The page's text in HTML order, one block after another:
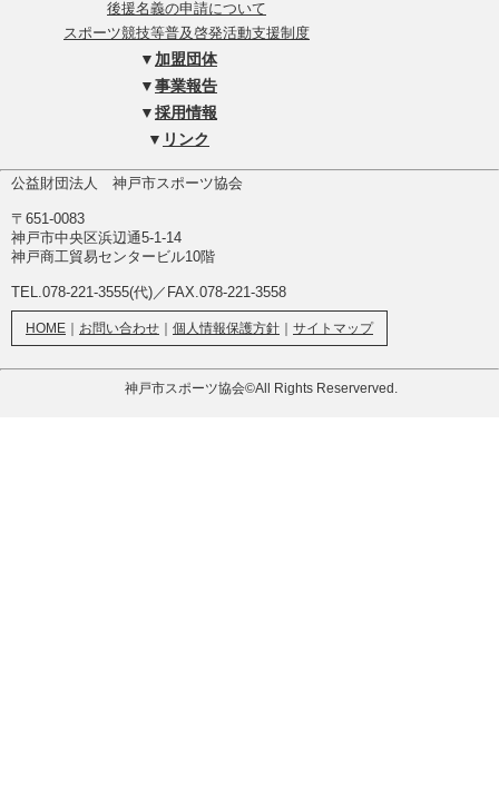
後援名義の申請について
スポーツ競技等普及啓発活動支援制度
▼ 加盟団体
▼事業報告
▼採用情報
▼ リンク
公益財団法人 神戸市スポーツ協会
〒651-0083
神戸市中央区浜辺通5-1-14
神戸商工貿易センタービル10階
TEL.078-221-3555(代)／FAX.078-221-3558
HOME お問い合わせ 個人情報保護方針 サイトマップ
神戸市スポーツ協会©All Rights Reserverved.